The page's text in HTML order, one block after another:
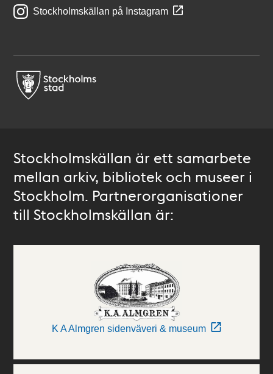
Stockholmskällan på Instagram
Stockholmskällan är ett samarbete
mellan arkiv, bibliotek och museer i
Stockholm. Partnerorganisationer
till Stockholmskällan är:
K A Almgren sidenväveri & museum